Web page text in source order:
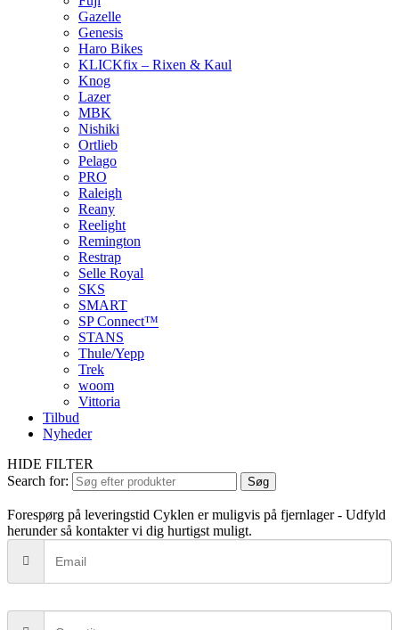
Gazelle
Genesis
Haro Bikes
KLICKfix – Rixen & Kaul
Knog
Lazer
MBK
Nishiki
Ortlieb
Pelago
PRO
Raleigh
Reany
Reelight
Remington
Restrap
Selle Royal
SKS
SMART
SP Connect™
STANS
Thule/Yepp
Trek
woom
Vittoria
Tilbud
Nyheder
HIDE FILTER
Search for:
Søg
Forespørg på leveringstid Cyklen er muligvis på fjernlager - Udfyld
herunder så kontakter vi dig hurtigst muligt.